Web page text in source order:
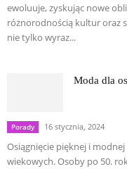
ewoluuje, zyskując nowe
różnorodnością kultur oraz
nie tylko wyraz...
Moda dla
Porady 16 stycznia, 2024
Osiągnięcie pięknej i
wiekowych. Osoby po 50.